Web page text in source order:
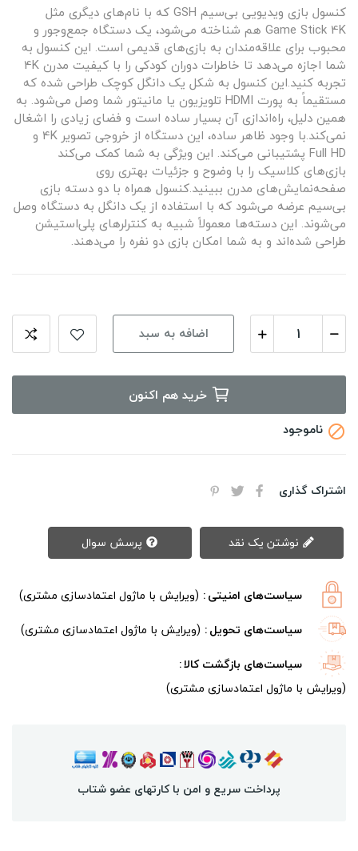
کنسول بازی ویدیویی بی‌سیم GSH که با نام‌های دیگری مثل
Game Stick 4K هم شناخته می‌شود، یک دستگاه جمع‌وجور و
محبوب برای علاقه‌مندان به بازی‌های قدیمی است. این کنسول به
شما اجازه می‌دهد تا خاطرات دوران کودکی را با کیفیت مدرن 4K
تجربه کنید.این کنسول به شکل یک دانگل کوچک طراحی شده که
مستقیماً به پورت HDMI تلویزیون یا مانیتور شما وصل می‌شود. به
همین دلیل، راه‌اندازی آن بسیار ساده است و فضای زیادی را اشغال
نمی‌کند.با وجود ظاهر ساده، این دستگاه از خروجی تصویر 4K و
Full HD پشتیبانی می‌کند. این ویژگی به شما کمک می‌کند
بازی‌های کلاسیک را با وضوح و جزئیات بهتری روی
صفحه‌نمایش‌های مدرن ببینید.کنسول همراه با دو دسته بازی
بی‌سیم عرضه می‌شود که با استفاده از یک دانگل به دستگاه وصل
می‌شوند. این دسته‌ها معمولاً شبیه به کنترلرهای پلی‌استیشن
طراحی شده‌اند و به شما امکان بازی دو نفره را می‌دهند.
اضافه به سبد
خرید هم اکنون
 ناموجود
اشتراک گذاری
سیاست‌های امنیتی (ویرایش با ماژول اعتمادسازی مشتری)
سیاست‌های تحویل (ویرایش با ماژول اعتمادسازی مشتری)
سیاست‌های بازگشت کالا
(ویرایش با ماژول اعتمادسازی مشتری)
پرداخت سریع و امن با کارتهای عضو شتاب